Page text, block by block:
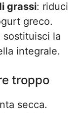
grassi: riduci
greco.
sostituisci la
integrale.
troppo
secca.